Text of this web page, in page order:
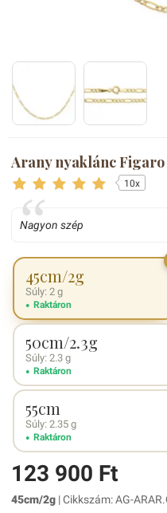
Arany nyaklánc
10x
Nagyon szép
45cm/2g
Súly: 2 g
Raktáron
50cm/2.3g
Súly: 2.3 g
Raktáron
55cm
Súly: 2.35 g
Raktáron
123 900 Ft
45cm/2g | Cikkszám: AG-